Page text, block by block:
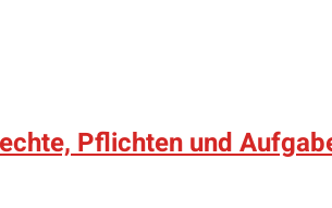
Pflichten und